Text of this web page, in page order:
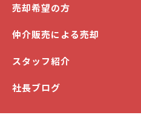
売却希望の方
仲介販売による売却
スタッフ紹介
社長ブログ